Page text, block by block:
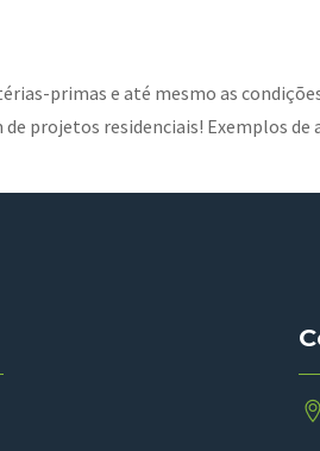
primas e até mesmo as
projetos residenciais! Exemplos